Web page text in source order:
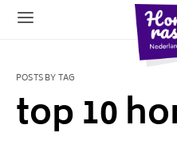
POSTS BY TAG
top 10